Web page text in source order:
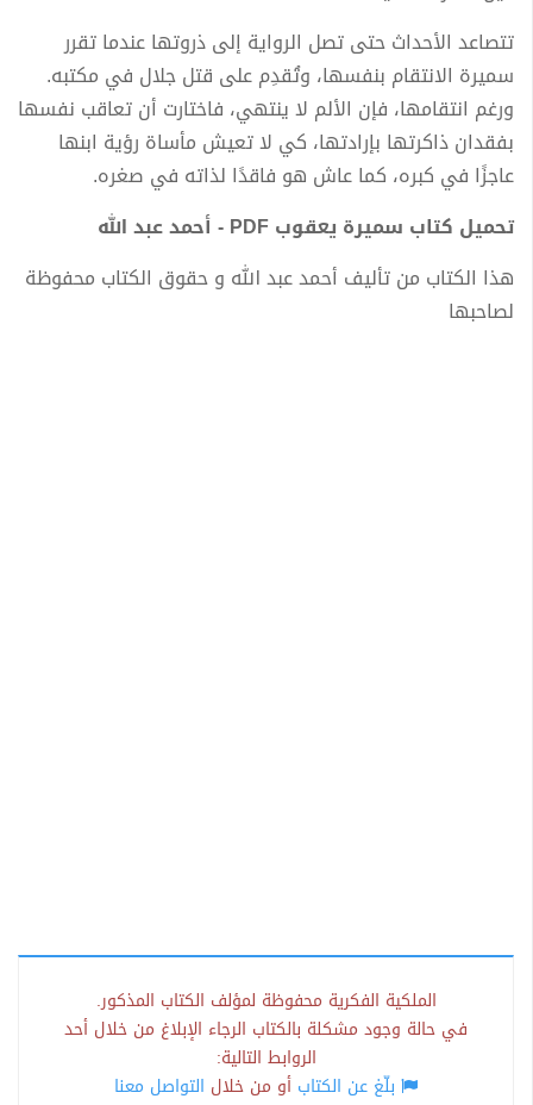
تتصاعد الأحداث حتى تصل الرواية إلى ذروتها عندما تقرر
سميرة الانتقام بنفسها، وتُقدِم على قتل جلال في مكتبه.
ورغم انتقامها، فإن الألم لا ينتهي، فاختارت أن تعاقب نفسها
بفقدان ذاكرتها بإرادتها، كي لا تعيش مأساة رؤية ابنها
عاجزًا في كبره، كما عاش هو فاقدًا لذاته في صغره.
تحميل كتاب سميرة يعقوب PDF - أحمد عبد الله
هذا الكتاب من تأليف أحمد عبد الله و حقوق الكتاب محفوظة
لصاحبها
الملكية الفكرية محفوظة لمؤلف الكتاب المذكور.
في حالة وجود مشكلة بالكتاب الرجاء الإبلاغ من خلال أحد
الروابط التالية:
بلّغ عن الكتاب أو من خلال التواصل معنا